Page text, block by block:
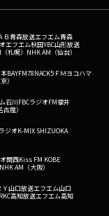
Ｂ青森放送エフエム青森
エフエム秋田YBC山形放送
札幌） NHK AM（仙台）
BAYFM78NACK5 ＦＭヨコハマ
）
石川FBCラジオFM福井
屋）
ジオK-MIX SHIZUOKA
関西Kiss FM KOBE
NHK AM（大阪）
Ｙ山口放送エフエム山口
RKC高知放送エフエム高知